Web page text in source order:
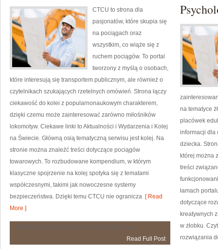
CTCU to strona dla
pasjonatów, które skupia się
na pociągach oraz
wszystkim, co wiąże się z
ruchem pociągów. To portal
tworzony z myślą o osobach,
które interesują się transportem publicznym, ale również o
czytelnikach szukających rzetelnych omówień. Strona łączy
ciekawość do kolei z popularnonaukowym charakterem,
dzięki czemu może zainteresować zarówno miłośników
lokomotyw. Ciekawe linki to Aktualności i Wydarzenia i Kolej
na Świecie. Główną osią tematyczną serwisu jest kolej. Na
stronie można znaleźć treści dotyczące pociągów
towarowych. To rozbudowane kompendium, w którym
klasyczne spojrzenie na kolej spotyka się z tematami
współczesnymi, takimi jak nowoczesne systemy
bezpieczeństwa. Dzięki temu CTCU nie ogranicza [ Read
More ]
Read Full Post
na tematyce
placówek
informacji dla
dziecka.
której można
treści
łamach
dotyczące
kreatywnych
w żłobku.
rozwiązania